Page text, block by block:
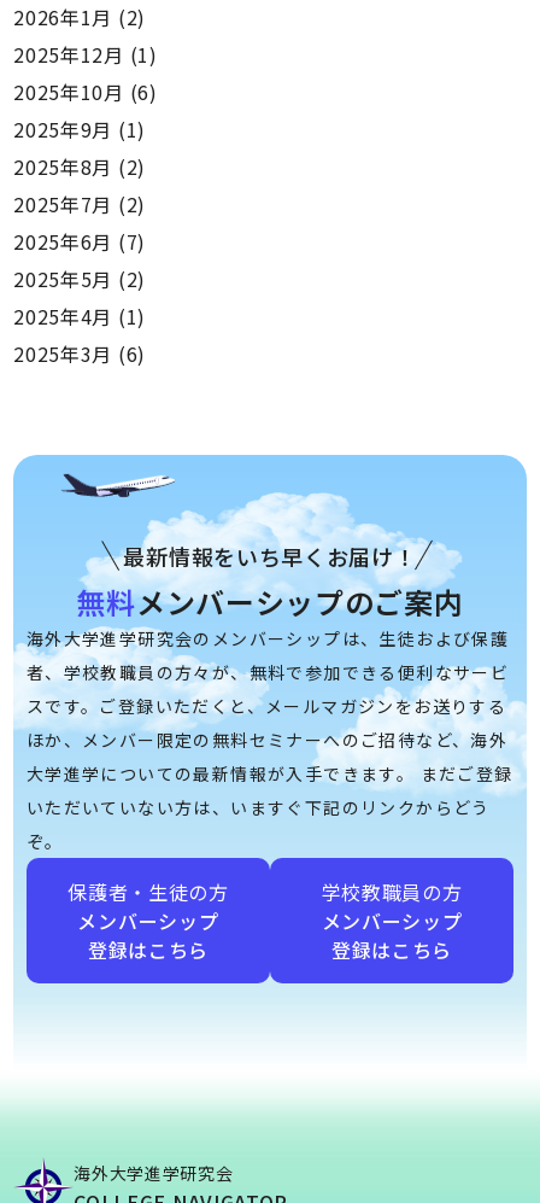
2026年1月 (2)
2025年12月 (1)
2025年10月 (6)
2025年9月 (1)
2025年8月 (2)
2025年7月 (2)
2025年6月 (7)
2025年5月 (2)
2025年4月 (1)
2025年3月 (6)
最新情報をいち早くお届け！
無料メンバーシップのご案内
海外大学進学研究会のメンバーシップは、生徒および保護
者、学校教職員の方々が、無料で参加できる便利なサービ
スです。ご登録いただくと、メールマガジンをお送りする
ほか、メンバー限定の無料セミナーへのご招待など、海外
大学進学についての最新情報が入手できます。 まだご登録
いただいていない方は、いますぐ下記のリンクからどう
ぞ。
保護者・生徒の方
メンバーシップ
登録はこちら
学校教職員の方
メンバーシップ
登録はこちら
海外大学進学研究会